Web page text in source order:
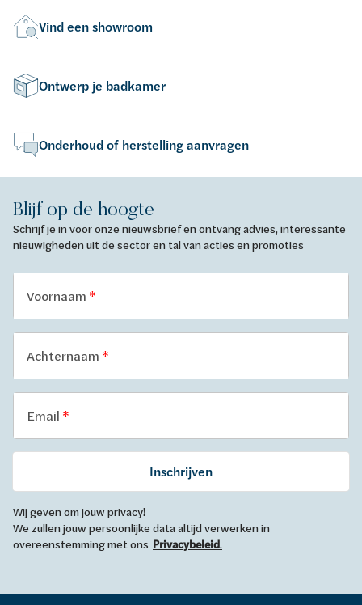
Vind een showroom
Ontwerp je badkamer
Onderhoud of herstelling aanvragen
Blijf op de hoogte
Schrijf je in voor onze nieuwsbrief en ontvang advies, interessante
nieuwigheden uit de sector en tal van acties en promoties
Voornaam
Achternaam
Email
Inschrijven
Wij geven om jouw privacy!
We zullen jouw persoonlijke data altijd verwerken in
overeenstemming met ons Privacybeleid.